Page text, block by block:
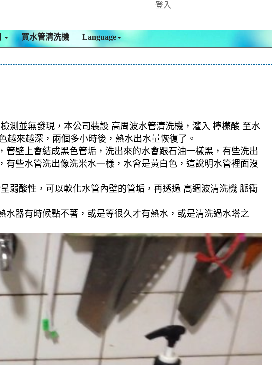
登入
買水管清洗機 Language
測並無發現，本公司裝設 高周波水管清洗機，灌入 檸檬酸 至水
來越深，兩個多小時後，熱水出水量恢復了。
壁上會結成黑色管垢，洗出來的水會跟石油一樣黑，有些洗出
些水管洗出像洗米水一樣，水會是黃白色，這說明水管裡面沒
弱酸性，可以軟化水管內壁的管垢，再透過 高週波清洗機 脈衝
器有時候點不著，或是等很久才有熱水，或是清洗過水塔之